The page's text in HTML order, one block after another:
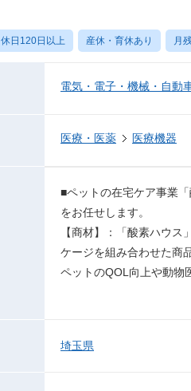
休日120日以上 産休・育休あり 月
電気・電子・機械・自動
医療・医薬 医療機器
■ペットの在宅ケア事業
をお任せします。
【商材】：「酸素ハウ
ケージを組み合わせた商
ペットのQOL向上や動物
埼玉県